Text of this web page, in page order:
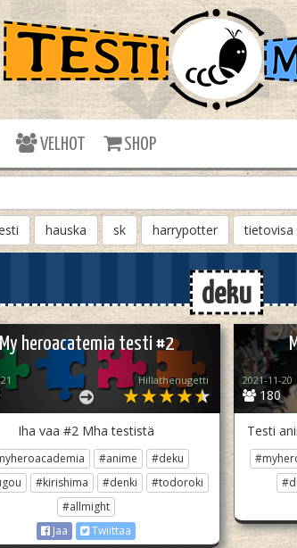
VELHOT SHOP
hauska sk harrypotter tietovisa
deku
My heroacatemia testi #2
Hillathenugetti
Iha vaa #2 Mha testistä
#anime
#deku
#kirishima #denki
#todoroki
#allmight
Jaa
Twiittaa
180
2021-11-20
Testi